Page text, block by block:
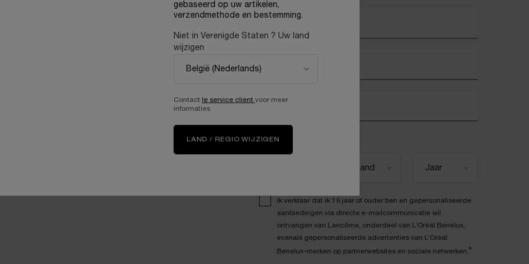
Voornaam
Geboortedatum
Ik verklaar dat ik 16 jaar of ouder ben en gepersonaliseerde
aanbiedingen via directe e-mailcommunicatie wil
ontvangen van Lancôme, onderdeel van L’Oréal Benelux,
evenals gepersonaliseerde advertenties van L’Oréal
Benelux-merken op partnerwebsites en sociale netwerken.*
gebaseerd op uw artikelen,
verzendmethode en bestemming.
Niet in Verenigde Staten ? Uw land
wijzigen
Contact le service client voor meer
informaties
LAND / REGIO WIJZIGEN